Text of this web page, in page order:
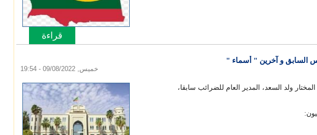
قراءة
المزيد
حول
السابق و آخرين " أسماء "
خميس, 09/08/2022 - 19:54
ولد السعد، المدير العام للضرائب سابقا،